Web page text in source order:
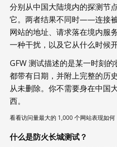
分别从中国大陆境内的探测节
它。两者结果不同时——连接
网站的地址、请求落在境内
一种干扰，以及它从什么时候开
GFW 测试描述的是某一时刻
都带有日期，并附上完整的历
从未删除。你不需要身在中国
西。
看看访问量最大的 1,000 个网站表现如
什么是防火长城测试？